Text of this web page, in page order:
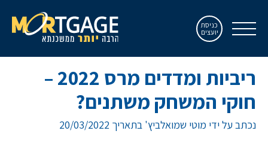
כניסת
יועצים
ריביות ומדדים מרס 2022 –
חוקי המשחק משתנים?
נכתב על ידי מוטי שמואלביץ' בתאריך 20/03/2022